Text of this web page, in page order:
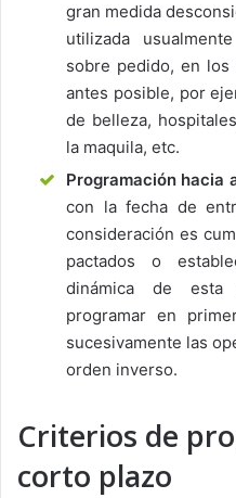
gran medida
utilizada
sobre pedido, en
antes posible, por
de belleza,
la maquila, etc.
Programación hacia
con la fecha de
consideración es
pactados o
dinámica de esta
programar en
sucesivamente las
orden inverso.
Criterios de
corto plazo